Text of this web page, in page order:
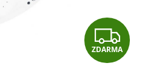
Z
D
ZDARMA